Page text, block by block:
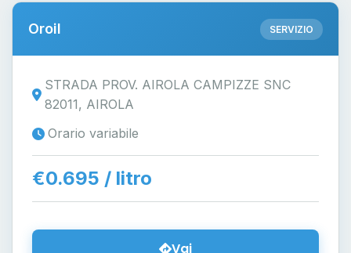
Oroil SERVIZIO
STRADA PROV. AIROLA CAMPIZZE SNC
82011, AIROLA
Orario variabile
€0.695 / litro
Vai